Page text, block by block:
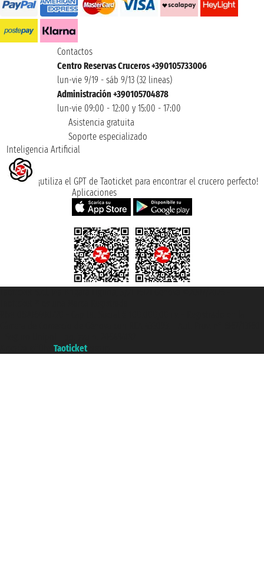
Contactos
Centro Reservas Cruceros +390105733006
lun-vie 9/19 - sáb 9/13 (32 lineas)
Administración +390105704878
lun-vie 09:00 - 12:00 y 15:00 - 17:00
Asistencia gratuita
Soporte especializado
Inteligencia Artificial
¡utiliza el GPT de Taoticket para encontrar el crucero perfecto!
Aplicaciones
Taoticket